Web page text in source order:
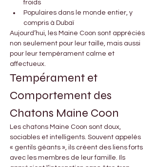
froids
Populaires dans le monde entier, y
compris à Dubaï
Aujourd’hui, les Maine Coon sont appréciés
non seulement pour leur taille, mais aussi
pour leur tempérament calme et
affectueux.
Tempérament et
Comportement des
Chatons Maine Coon
Les chatons Maine Coon sont doux,
sociables et intelligents. Souvent appelés
« gentils géants », ils créent des liens forts
avec les membres de leur famille. Ils